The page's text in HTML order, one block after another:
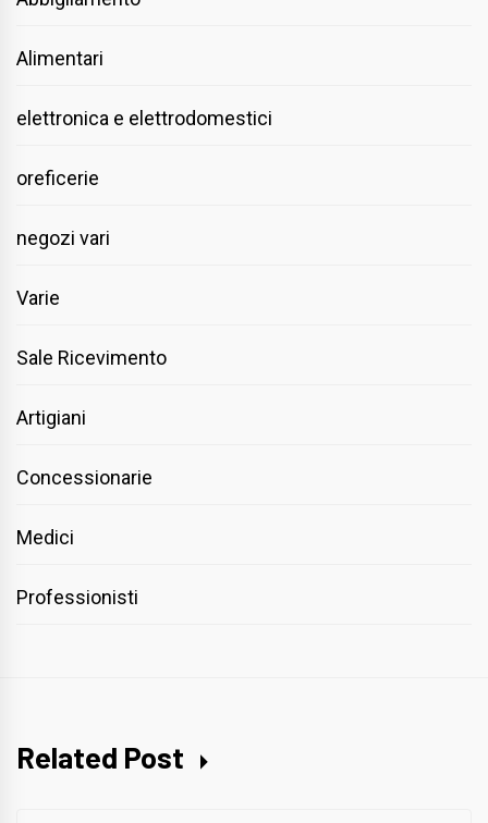
Alimentari
elettronica e elettrodomestici
oreficerie
negozi vari
Varie
Sale Ricevimento
Artigiani
Concessionarie
Medici
Professionisti
Related Post